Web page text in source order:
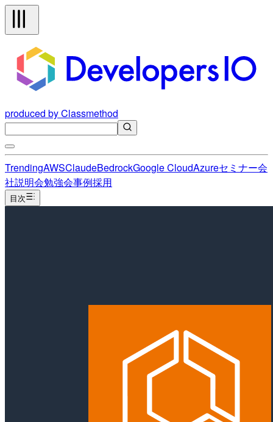
produced by Classmethod
TrendingAWSClaudeBedrockGoogle CloudAzureセミナー会
社説明会勉強会事例採用
目次